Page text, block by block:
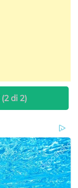
(2 di 2)